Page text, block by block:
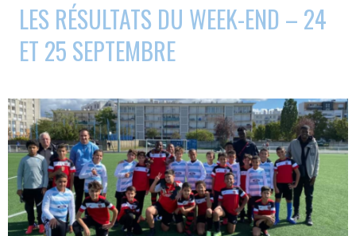
LES RÉSULTATS DU WEEK-END – 24
ET 25 SEPTEMBRE